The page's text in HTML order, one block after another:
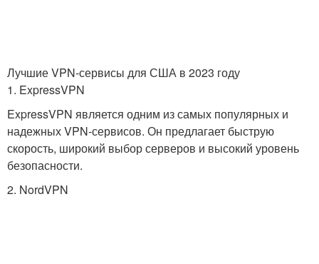
Лучшие VPN-сервисы для США в 2023 году
1. ExpressVPN
ExpressVPN является одним из самых популярных и
надежных VPN-сервисов. Он предлагает быструю
скорость, широкий выбор серверов и высокий уровень
безопасности.
2. NordVPN